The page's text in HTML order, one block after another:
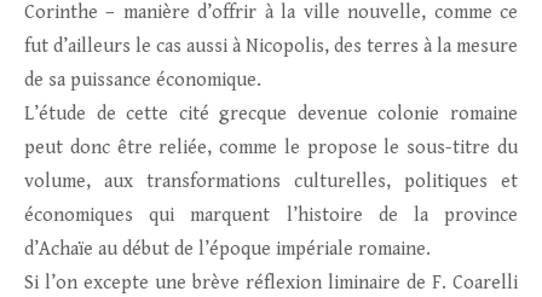
Corinthe – manière d’offrir à la ville nouvelle, comme ce
fut d’ailleurs le cas aussi à Nicopolis, des terres à la mesure
de sa puissance économique.
L’étude de cette cité grecque devenue colonie romaine
peut donc être reliée, comme le propose le sous-titre du
volume, aux transformations culturelles, politiques et
économiques qui marquent l’histoire de la province
d’Achaïe au début de l’époque impériale romaine.
Si l’on excepte une brève réflexion liminaire de F. Coarelli